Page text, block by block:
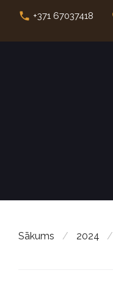
e
call +371 67037418
Sākums / 2024 /